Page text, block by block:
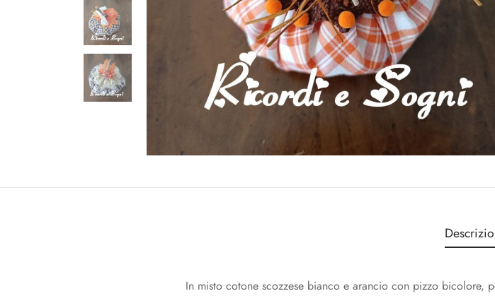
In misto cotone scozzese bianco e arancio con pizzo bicolore,